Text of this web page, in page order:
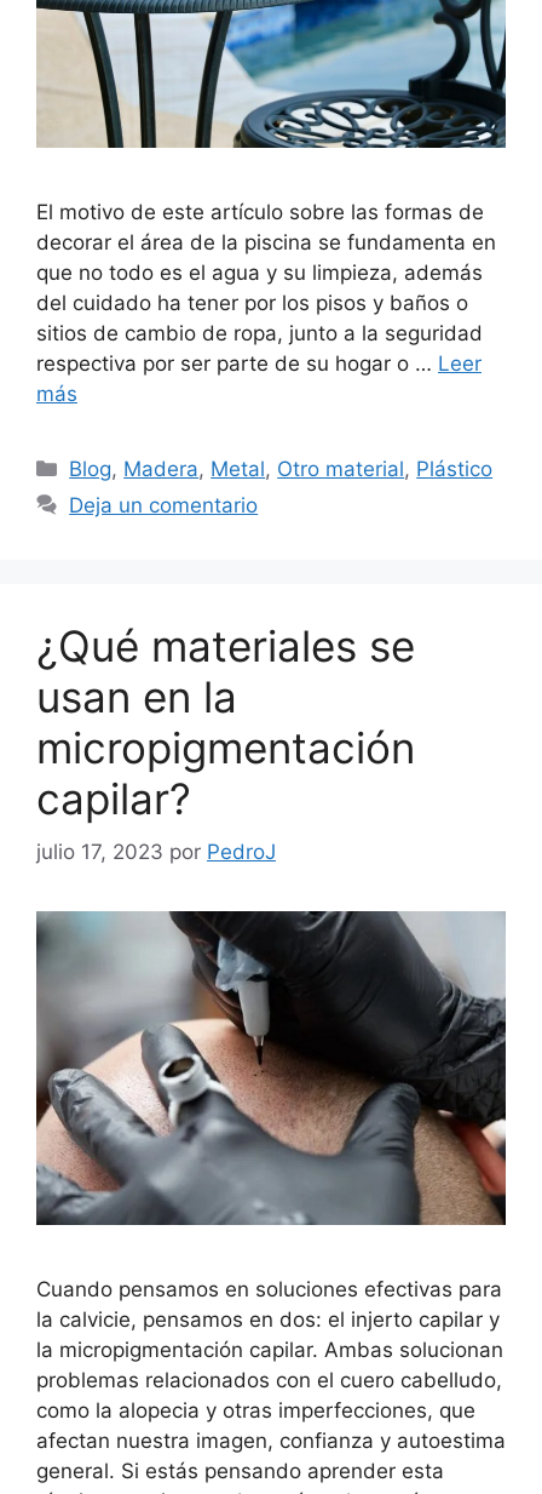
El motivo de este artículo sobre las formas de
decorar el área de la piscina se fundamenta en
que no todo es el agua y su limpieza, además
del cuidado ha tener por los pisos y baños o
sitios de cambio de ropa, junto a la seguridad
respectiva por ser parte de su hogar o … Leer
más
Categorías
Blog, Madera, Metal, Otro material, Plástico
Deja un comentario
¿Qué materiales se
usan en la
micropigmentación
capilar?
julio 17, 2023 por PedroJ
Cuando pensamos en soluciones efectivas para
la calvicie, pensamos en dos: el injerto capilar y
la micropigmentación capilar. Ambas solucionan
problemas relacionados con el cuero cabelludo,
como la alopecia y otras imperfecciones, que
afectan nuestra imagen, confianza y autoestima
general. Si estás pensando aprender esta